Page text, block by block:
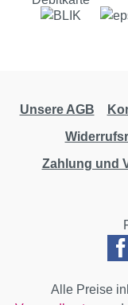
Unsere AGB
Zahlung und
Alle Preise